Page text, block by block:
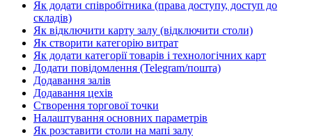
Як додати співробітника (права доступу, доступ до
складів)
Як відключити карту залу (відключити столи)
Як створити категорію витрат
Як додати категорії товарів і технологічних карт
Додати повідомлення (Telegram/пошта)
Додавання залів
Додавання цехів
Створення торгової точки
Налаштування основних параметрів
Як розставити столи на мапі залу